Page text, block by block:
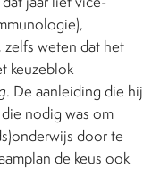
weten dat het
keuzeblok
. De aanleiding die hij
nodig was om
door te
de keus ook